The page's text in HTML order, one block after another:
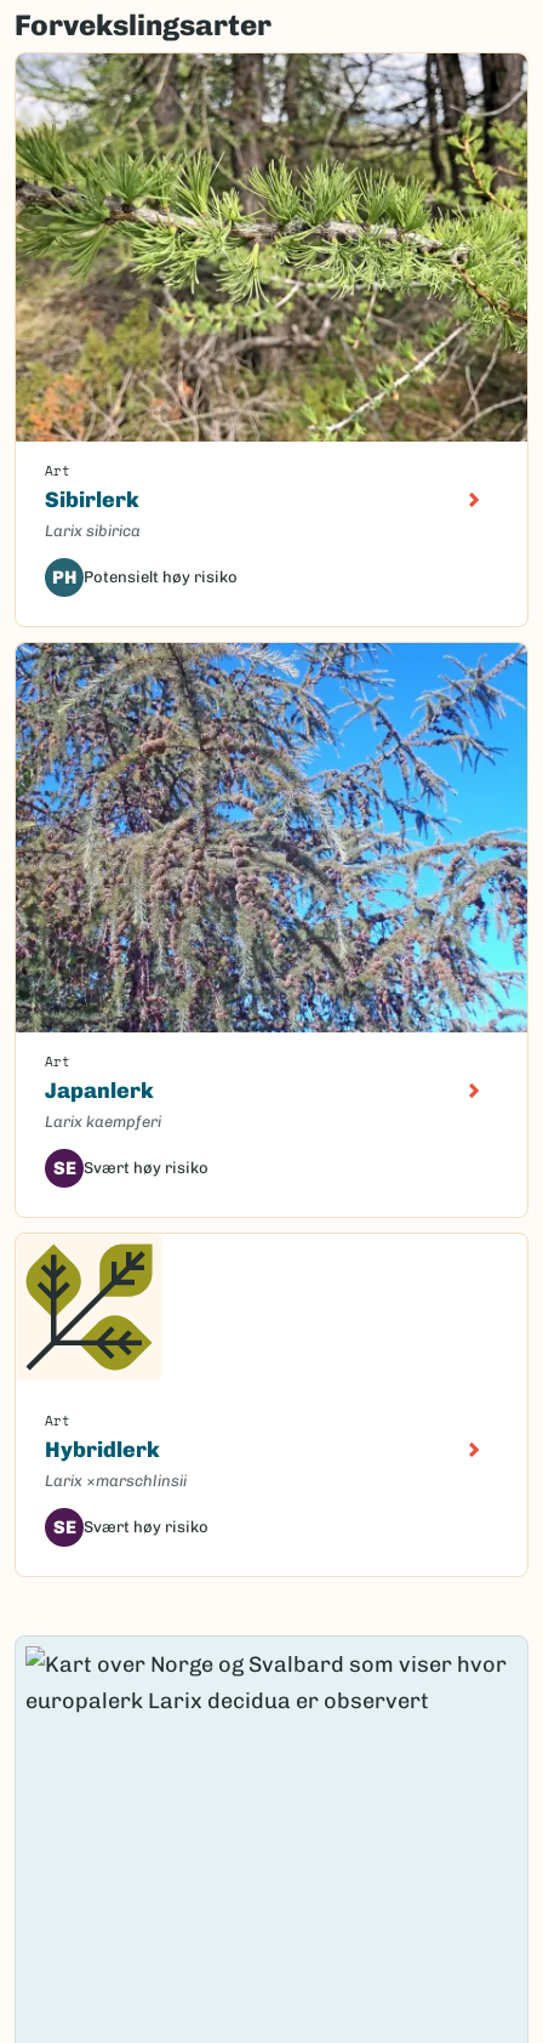
Forvekslingsarter
Art
Sibirlerk
Larix sibirica
PH Potensielt høy risiko
Art
Japanlerk
Larix kaempferi
SE Svært høy risiko
Art
Hybridlerk
Larix ×marschlinsii
SE Svært høy risiko